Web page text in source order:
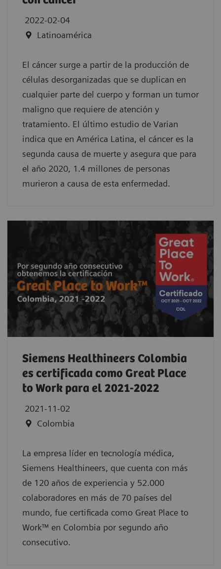
2022-02-04
Latinoamérica
El cáncer surge a partir de la producción de
células desorganizadas que se duplican en
cualquier parte del cuerpo y forman un tumor
maligno que requiere de atención y
tratamiento. El último estudio de Varian
indica que en América Latina, el cáncer es la
segunda causa de muerte y asegura que para
el año 2020, 1.4 millones de personas
murieron a causa de esta enfermedad.
Siemens Healthineers Colombia
es certificada como Great Place
to Work para el 2021-2022
2021-11-02
Colombia
La empresa líder en tecnología médica,
Siemens Healthineers, que cuenta con más
de 120 años de experiencia y 52.000
colaboradores en más de 70 países del
mundo, fue certificada como Great Place to
Work™ en Colombia por segundo año
consecutivo.